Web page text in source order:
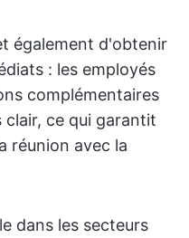
également d'obtenir
: les employés
complémentaires
clair, ce qui garantit
réunion avec la
dans les secteurs